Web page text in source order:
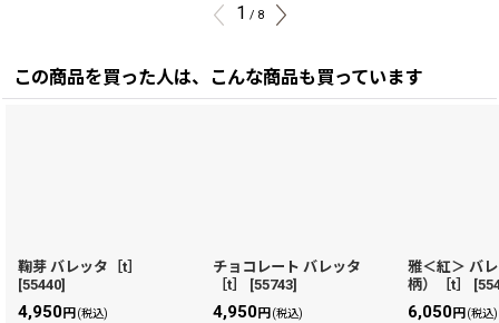
1 / 8
この商品を買った人は、こんな商品も買っています
鞠芽 バレッタ［t］
[55440]
4,950円(税込)
チョコレート バレッタ
［t］
[55743]
4,950円(税込)
雅＜紅＞ バ
柄）［t］
[
6,050円(税込)